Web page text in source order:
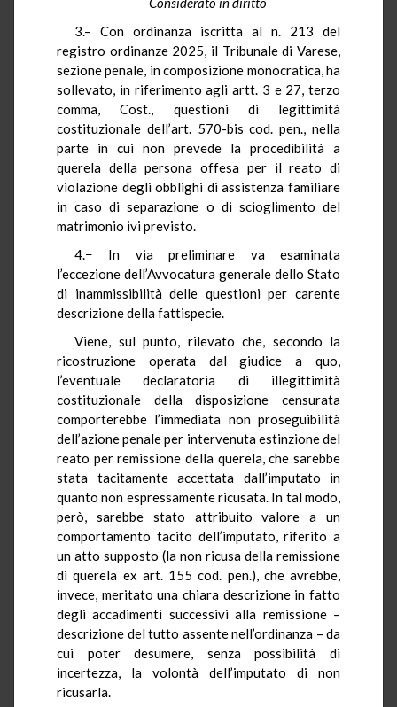
3.– Con ordinanza iscritta al n. 213 del
registro ordinanze 2025, il Tribunale di Varese,
sezione penale, in composizione monocratica, ha
sollevato, in riferimento agli artt. 3 e 27, terzo
comma, Cost., questioni di legittimità
costituzionale dell’art. 570-bis cod. pen., nella
parte in cui non prevede la procedibilità a
querela della persona offesa per il reato di
violazione degli obblighi di assistenza familiare
in caso di separazione o di scioglimento del
matrimonio ivi previsto.
4.− In via preliminare va esaminata
l’eccezione dell’Avvocatura generale dello Stato
di inammissibilità delle questioni per carente
descrizione della fattispecie.
Viene, sul punto, rilevato che, secondo la
ricostruzione operata dal giudice a quo,
l’eventuale declaratoria di illegittimità
costituzionale della disposizione censurata
comporterebbe l’immediata non proseguibilità
dell’azione penale per intervenuta estinzione del
reato per remissione della querela, che sarebbe
stata tacitamente accettata dall’imputato in
quanto non espressamente ricusata. In tal modo,
però, sarebbe stato attribuito valore a un
comportamento tacito dell’imputato, riferito a
un atto supposto (la non ricusa della remissione
di querela ex art. 155 cod. pen.), che avrebbe,
invece, meritato una chiara descrizione in fatto
degli accadimenti successivi alla remissione –
descrizione del tutto assente nell’ordinanza – da
cui poter desumere, senza possibilità di
incertezza, la volontà dell’imputato di non
ricusarla.